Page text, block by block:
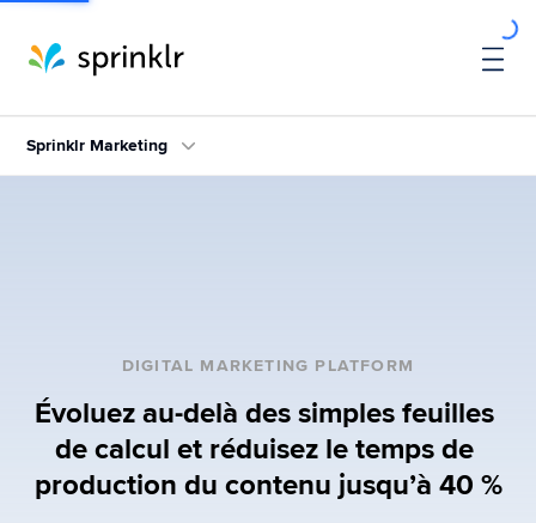
Sprinklr Marketing
DIGITAL MARKETING PLATFORM
Évoluez au-delà des simples feuilles
de calcul et réduisez le temps de
production du contenu jusqu’à 40 %